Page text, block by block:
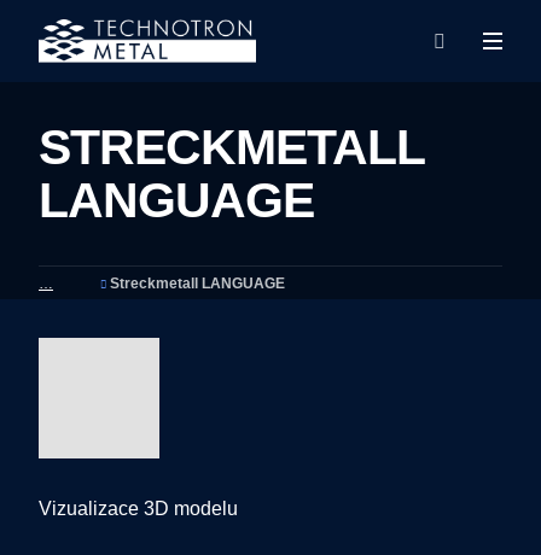
STRECKMETALL
LANGUAGE
Streckmetall LANGUAGE
Vizualizace 3D modelu